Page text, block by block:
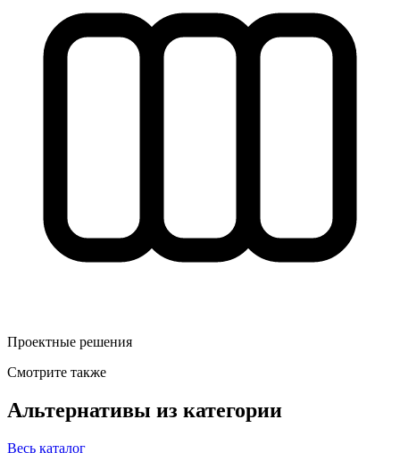
Проектные решения
Смотрите также
Альтернативы из категории
Весь каталог